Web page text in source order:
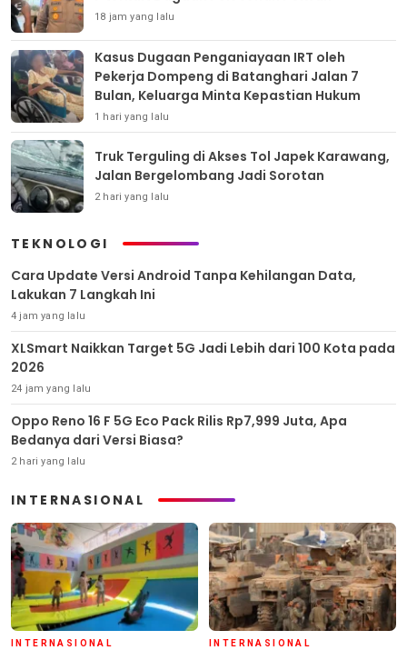
18 jam yang lalu
Kasus Dugaan Penganiayaan IRT oleh
Pekerja Dompeng di Batanghari Jalan 7
Bulan, Keluarga Minta Kepastian Hukum
1 hari yang lalu
Truk Terguling di Akses Tol Japek Karawang,
Jalan Bergelombang Jadi Sorotan
2 hari yang lalu
TEKNOLOGI
Cara Update Versi Android Tanpa Kehilangan Data,
Lakukan 7 Langkah Ini
4 jam yang lalu
XLSmart Naikkan Target 5G Jadi Lebih dari 100 Kota pada
2026
24 jam yang lalu
Oppo Reno 16 F 5G Eco Pack Rilis Rp7,999 Juta, Apa
Bedanya dari Versi Biasa?
2 hari yang lalu
INTERNASIONAL
INTERNASIONAL INTERNASIONAL